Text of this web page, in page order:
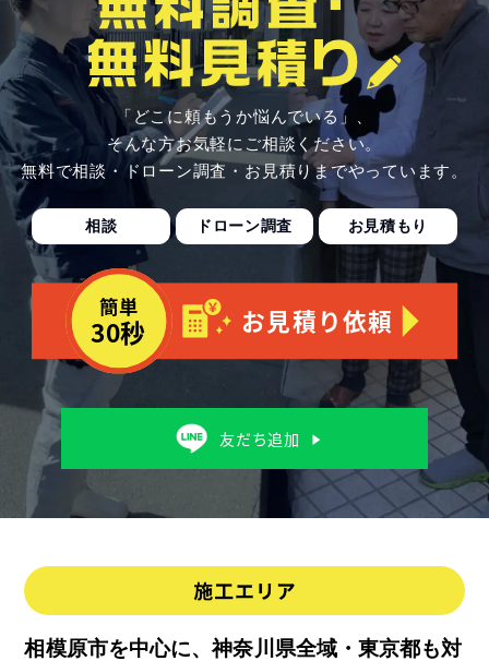
「どこに頼もうか悩んでいる」、
そんな方お気軽にご相談ください。
無料で相談・ドローン調査・お見積りまでやっています。
相談 ドローン調査 お見積もり
相模原市を中心に、神奈川県全域・東京都も対